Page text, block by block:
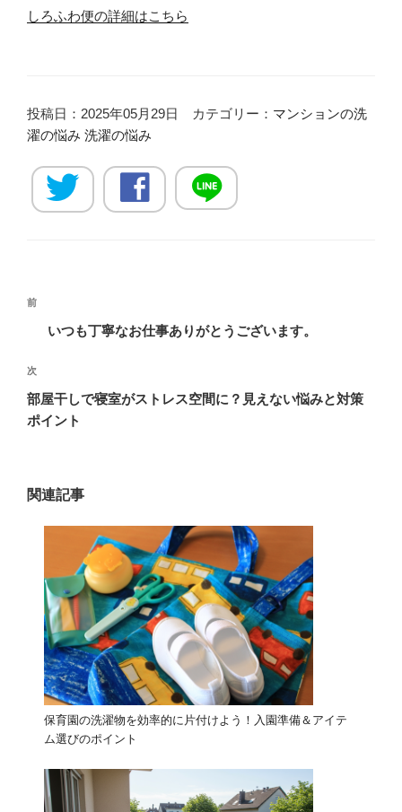
しろふわ便の詳細はこちら
投稿日：2025年05月29日 カテゴリー： マンションの洗
濯の悩み 洗濯の悩み
投
ビ
ゲ
ー
ン
過
投
稿
前
いつも丁寧なお仕事ありがとうございます。
次
の
投
次
部屋干しで寝室がストレス空間に？見えない悩みと対策
ポイント
関連記事
保育園の洗濯物を効率的に片付けよう！入園準備＆アイテ
ム選びのポイント